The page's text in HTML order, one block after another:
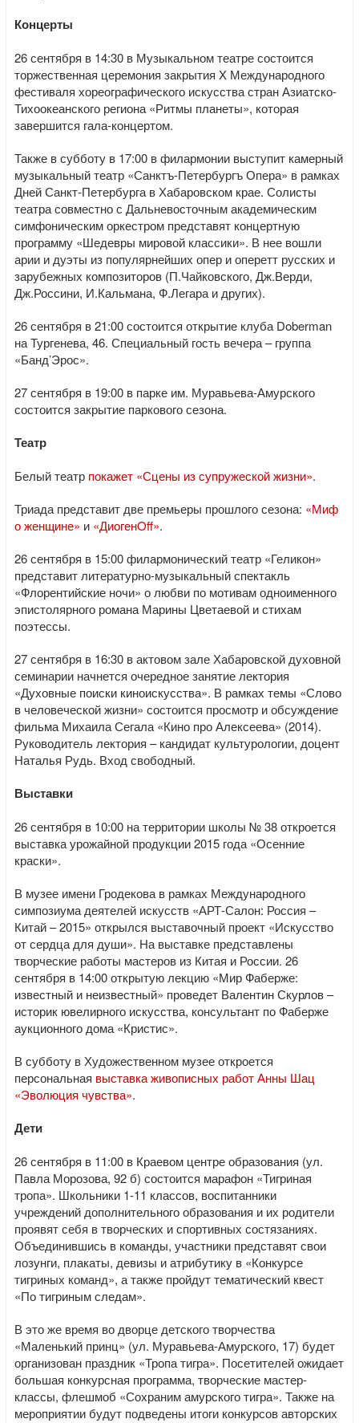
Концерты
26 сентября в 14:30 в Музыкальном театре состоится
торжественная церемония закрытия X Международного
фестиваля хореографического искусства стран Азиатско-
Тихоокеанского региона «Ритмы планеты», которая
завершится гала-концертом.
Также в субботу в 17:00 в филармонии выступит камерный
музыкальный театр «Санктъ-Петербургъ Опера» в рамках
Дней Санкт-Петербурга в Хабаровском крае. Солисты
театра совместно с Дальневосточным академическим
симфоническим оркестром представят концертную
программу «Шедевры мировой классики». В нее вошли
арии и дуэты из популярнейших опер и оперетт русских и
зарубежных композиторов (П.Чайковского, Дж.Верди,
Дж.Россини, И.Кальмана, Ф.Легара и других).
26 сентября в 21:00 состоится открытие клуба Doberman
на Тургенева, 46. Специальный гость вечера – группа
«Банд’Эрос».
27 сентября в 19:00 в парке им. Муравьева-Амурского
состоится закрытие паркового сезона.
Театр
Белый театр покажет «Сцены из супружеской жизни».
Триада представит две премьеры прошлого сезона: «Миф
о женщине» и «ДиогенOff».
26 сентября в 15:00 филармонический театр «Геликон»
представит литературно-музыкальный спектакль
«Флорентийские ночи» о любви по мотивам одноименного
эпистолярного романа Марины Цветаевой и стихам
поэтессы.
27 сентября в 16:30 в актовом зале Хабаровской духовной
семинарии начнется очередное занятие лектория
«Духовные поиски киноискусства». В рамках темы «Слово
в человеческой жизни» состоится просмотр и обсуждение
фильма Михаила Сегала «Кино про Алексеева» (2014).
Руководитель лектория – кандидат культурологии, доцент
Наталья Рудь. Вход свободный.
Выставки
26 сентября в 10:00 на территории школы № 38 откроется
выставка урожайной продукции 2015 года «Осенние
краски».
В музее имени Гродекова в рамках Международного
симпозиума деятелей искусств «АРТ-Салон: Россия –
Китай – 2015» открылся выставочный проект «Искусство
от сердца для души». На выставке представлены
творческие работы мастеров из Китая и России. 26
сентября в 14:00 открытую лекцию «Мир Фаберже:
известный и неизвестный» проведет Валентин Скурлов –
историк ювелирного искусства, консультант по Фаберже
аукционного дома «Кристис».
В субботу в Художественном музее откроется
персональная выставка живописных работ Анны Шац
«Эволюция чувства».
Дети
26 сентября в 11:00 в Краевом центре образования (ул.
Павла Морозова, 92 б) состоится марафон «Тигриная
тропа». Школьники 1-11 классов, воспитанники
учреждений дополнительного образования и их родители
проявят себя в творческих и спортивных состязаниях.
Объединившись в команды, участники представят свои
лозунги, плакаты, девизы и атрибутику в «Конкурсе
тигриных команд», а также пройдут тематический квест
«По тигриным следам».
В это же время во дворце детского творчества
«Маленький принц» (ул. Муравьева-Амурского, 17) будет
организован праздник «Тропа тигра». Посетителей ожидает
большая конкурсная программа, творческие мастер-
классы, флешмоб «Сохраним амурского тигра». Также на
мероприятии будут подведены итоги конкурсов авторских